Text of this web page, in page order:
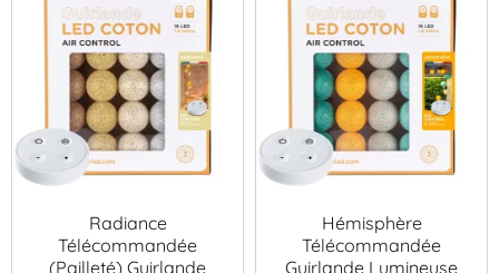
Radiance
Télécommandée
(pailleté) Guirlande
Hémisphère
Télécommandée
Guirlande Lumineuse